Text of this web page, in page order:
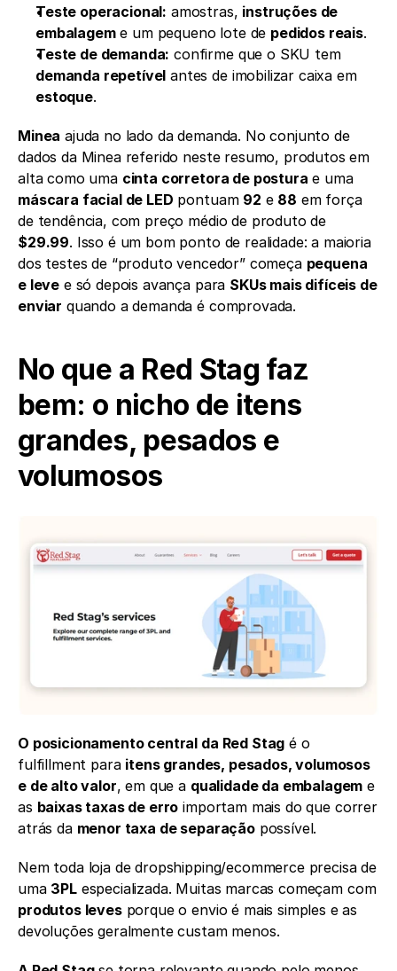
Teste operacional: amostras, instruções de
embalagem e um pequeno lote de pedidos reais.
Teste de demanda:
confirme que o SKU tem
demanda repetível
antes de imobilizar caixa em
estoque.
Minea ajuda no lado da demanda. No conjunto de
dados da Minea referido neste resumo, produtos em
alta como uma cinta corretora de postura
e uma
máscara facial de LED pontuam 92 e 88 em força
$29.99. Isso é um bom ponto de realidade: a maioria
dos testes de “produto vencedor” começa pequena
e leve e só depois avança para SKUs mais difíceis de
enviar quando a demanda é comprovada.
No que a Red Stag faz
bem: o nicho de itens
grandes, pesados e
volumosos
O posicionamento central da Red Stag é o
fulfillment para itens grandes, pesados, volumosos
e de alto valor, em que a qualidade da embalagem e
as baixas taxas de erro importam mais do que correr
atrás da menor taxa de separação possível.
Nem toda loja de dropshipping/ecommerce precisa de
uma 3PL
especializada. Muitas marcas começam com
produtos leves porque o envio é mais simples e as
devoluções geralmente custam menos.